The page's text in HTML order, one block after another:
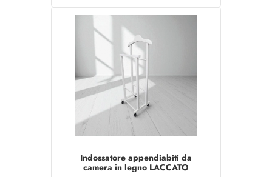
Indossatore appendiabiti da
camera in legno LACCATO